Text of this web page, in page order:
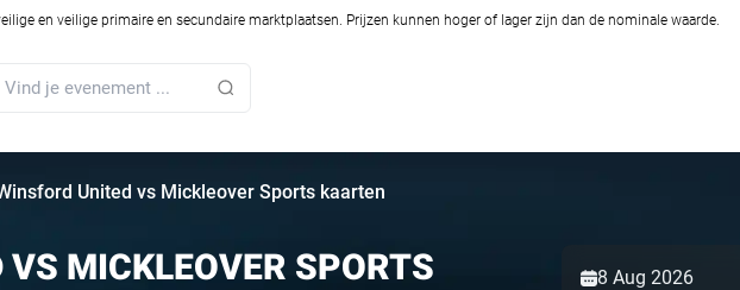
en veilige primaire en secundaire marktplaatsen. Prijzen kunnen hoger of lager zijn dan de nominale waarde.
United vs Mickleover Sports kaarten
MICKLEOVER SPORTS
8 Aug 2026